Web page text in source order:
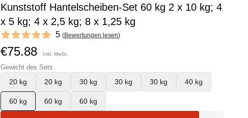
Kunststoff Hantelscheiben-Set 60 kg 2 x 10 kg; 4
x 5 kg; 4 x 2,5 kg; 8 x 1,25 kg
Reviews
5 out of 5 stars 5 (Bewertungen lesen)
€75.88 Inkl. MwSt.
Gewicht des Sets
20 kg 20 kg 30 kg 30 kg 30 kg 40 kg
60 kg 60 kg 60 kg